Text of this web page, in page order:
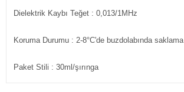
Dielektrik Kaybı Teğet : 0,013/1MHz
Koruma Durumu : 2-8°C'de buzdolabında saklama
Paket Stili : 30ml/şırınga